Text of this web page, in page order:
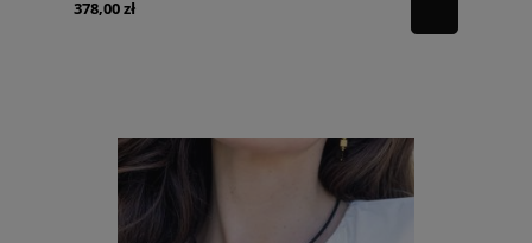
378,00 zł